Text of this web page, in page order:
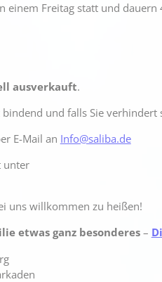
einem Freitag statt und dauern
ausverkauft.
und falls Sie
E-Mail an Info@saliba.de
unter
uns willkommen zu heißen!
etwas ganz besonderes–